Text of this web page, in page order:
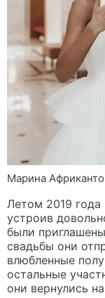
Марина
Летом 2019
устроив
были
свадьбы они
влюбленные
остальные
они вернулись